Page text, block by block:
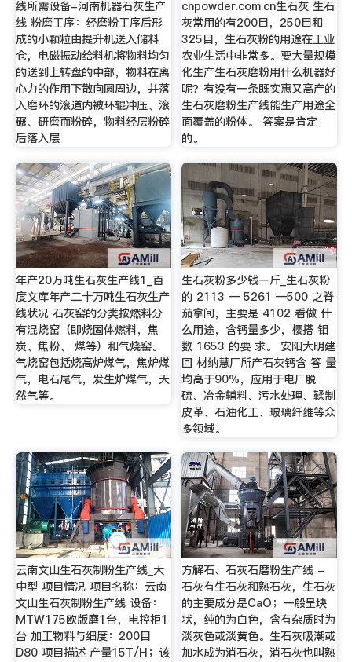
线所需设备-河南机器石灰生产
线 粉磨工序：经磨粉工序后形
成的小颗粒由提升机送入储料
仓，电磁振动给料机将物料均匀
的送到上转盘的中部，物料在离
心力的作用下散向圆周边，并落
入磨环的滚道内被环辊冲压、滚
碾、研磨而粉碎，物料经层粉碎
后落入层
cnpowder.com.cn生石灰 生石
灰常用的有200目，250目和
325目，生石灰粉的用途在工业
农业生活中非常多。要大量规模
化生产生石灰磨粉用什么机器好
呢？有没有一条既实惠又高产的
生石灰磨粉生产线能生产用途全
面覆盖的粉体。 答案是肯定
的。
年产20万吨生石灰生产线1_百
度文库年产二十万吨生石灰生产
线状况 石灰窑的分类按燃料分
有混烧窑（即烧固体燃料，焦
炭、焦粉、 煤等）和气烧窑。
气烧窑包括烧高炉煤气，焦炉煤
气，电石尾气，发生炉煤气，天
然气等。
生石灰粉多少钱一斤_生石灰粉
的 2113 — 5261 —500 之脊
茄拿间，主要是 4102 看做 什
么用途，含钙量多少，樱搭 钼
数 1653 的要 求。 安阳大明建
回 材纳慧厂所产石灰钙含 答 量
均高于90%，应用于电厂脱
硫、冶金辅料、污水处理、鞣制
皮革、石油化工、玻璃纤维等众
多领域。
云南文山生石灰制粉生产线_大
中型 项目情况 项目名称：云南
文山生石灰制粉生产线 设备：
MTW175欧版磨1台，电控柜1
台 加工物料与细度：200目
D80 项目描述 产量15T/H；该
方解石、石灰石磨粉生产线 -
石灰有生石灰和熟石灰，生石灰
的主要成分是CaO；一般呈块
状，纯的为白色，含有杂质时为
淡灰色或淡黄色。生石灰吸潮或
加水成为消石灰，消石灰也叫熟